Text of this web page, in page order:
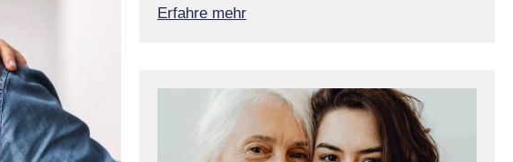
Erfahre mehr